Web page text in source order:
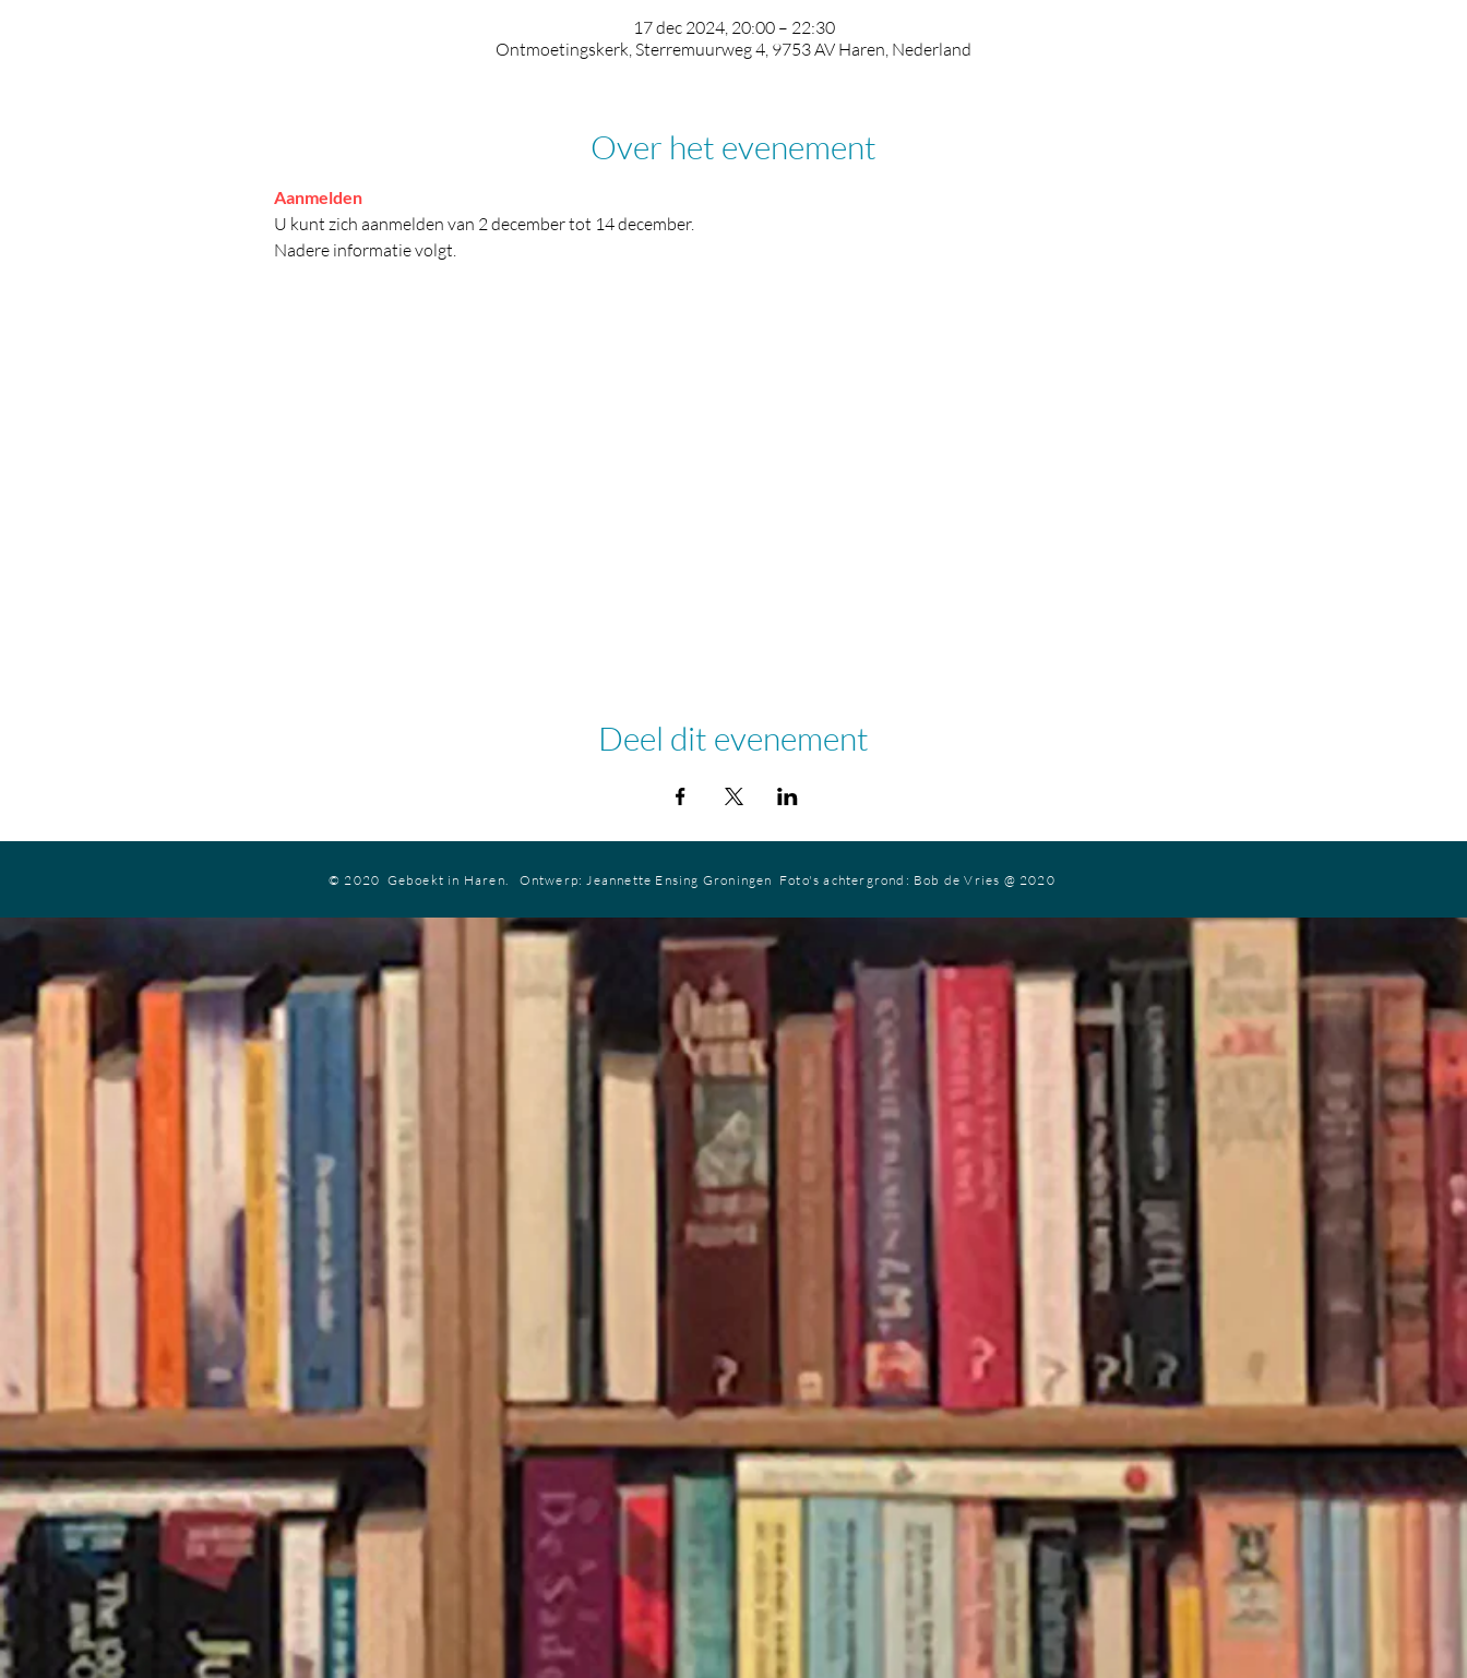
17 dec 2024, 20:00 – 22:30
Ontmoetingskerk, Sterremuurweg 4, 9753 AV Haren, Nederland
Over het evenement
Aanmelden
U kunt zich aanmelden van 2 december tot 14 december.
Nadere informatie volgt.
Deel dit evenement
© 2020 Geboekt in Haren. Ontwerp: Jeannette Ensing Groningen Foto's achtergrond: Bob de Vries @ 2020